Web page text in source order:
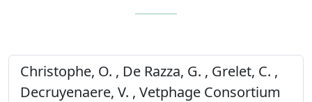
Christophe, O. , De Razza, G. , Grelet, C. ,
Decruyenaere, V. , Vetphage Consortium